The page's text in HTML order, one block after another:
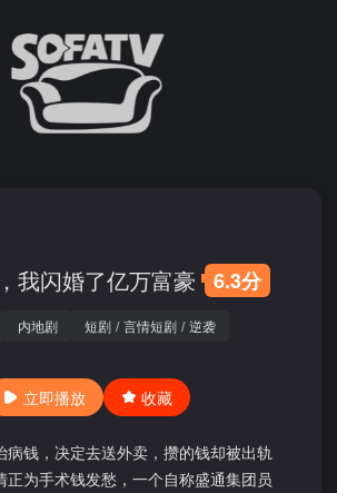
我闪婚了亿万富豪 6.3分
内地剧 短剧 / 言情短剧 / 逆袭
立即播放 收藏
病钱，决定去送外卖，攒的钱却被出轨
正为手术钱发愁，一个自称盛通集团员